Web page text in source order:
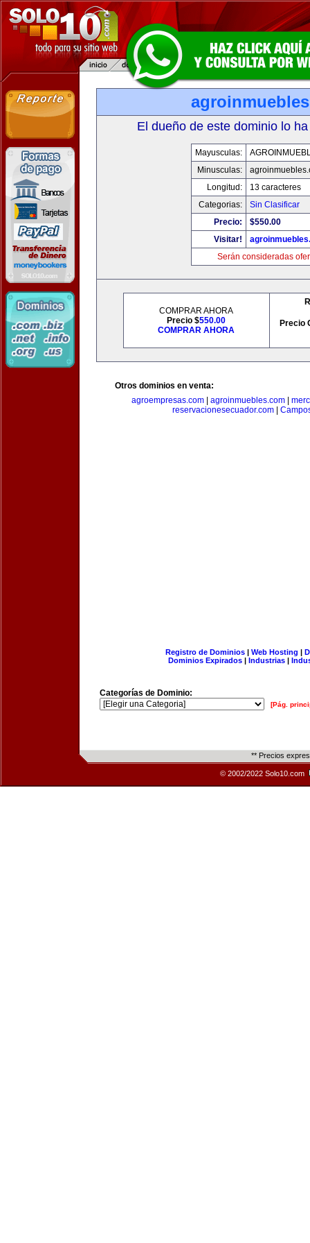
El dueño de este dominio lo
Mayusculas:
Minusculas:
Longitud:
13 caracteres
Categorias:
Sin Clasificar
Precio:
$550.00
Visitar!
Serán consideradas
COMPRAR AHORA
Precio $550.00
COMPRAR AHORA
Precio
Otros dominios en venta:
agroempresas.com| agroinmuebles.com|
reservacionesecuador.com
Registro de Dominios| Web Hosting |
Dominios Expirados | Industrias |
Categorías de Dominio:
[Pág.
** Precios
© 2002/2022 Solo10.com